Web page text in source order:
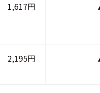
1,617円
2,195円